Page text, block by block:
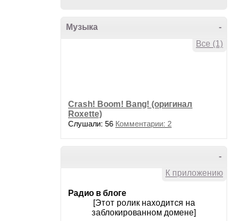
-
Музыка
Все (1)
Crash! Boom! Bang! (оригинал
Roxette)
Слушали: 56 Комментарии: 2
-
К приложению
Радио в блоге
[Этот ролик находится на
заблокированном домене]